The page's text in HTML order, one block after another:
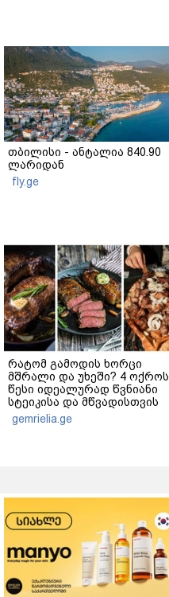
თბილისი - ანტალია 840.90
ლარიდან
fly.ge
რატომ გამოდის ხორცი
მშრალი და უხეში? 4 ოქროს
წესი იდეალურად წვნიანი
სტეიკისა და მწვადისთვის
gemrielia.ge